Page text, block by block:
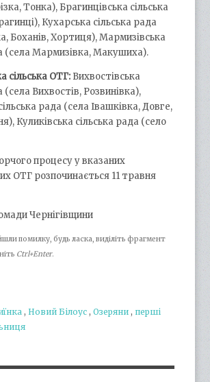
Тонка), Брагинцівська сільська
Кухарська сільська рада
Боханів, Хортиця), Мармизівська
(села Мармизівка, Макушиха).
сільська ОТГ: Вихвостівська
(села Вихвостів, Розвинівка),
рада (села Івашківка, Довге,
Куликівська сільська рада (село
процесу у вказаних
ОТГ розпочинається 11 травня
Чернігівщини
помилку, будь ласка, виділіть фрагмент
Ctrl+Enter.
,Новий Білоус ,Озеряни , перші